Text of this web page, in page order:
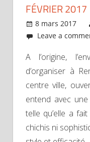
FÉVRIER 2017
8 mars 2017
Leave a
A l’origine,
d’organiser à
centre ville,
entend avec
telle qu’elle a
chichis ni